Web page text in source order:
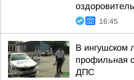
16:45
В ингушском
профильная
ДПС